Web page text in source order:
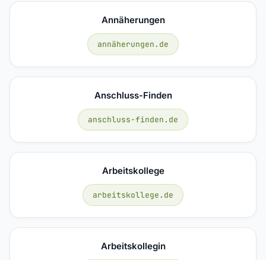
Annäherungen
annäherungen.de
Anschluss-Finden
anschluss-finden.de
Arbeitskollege
arbeitskollege.de
Arbeitskollegin